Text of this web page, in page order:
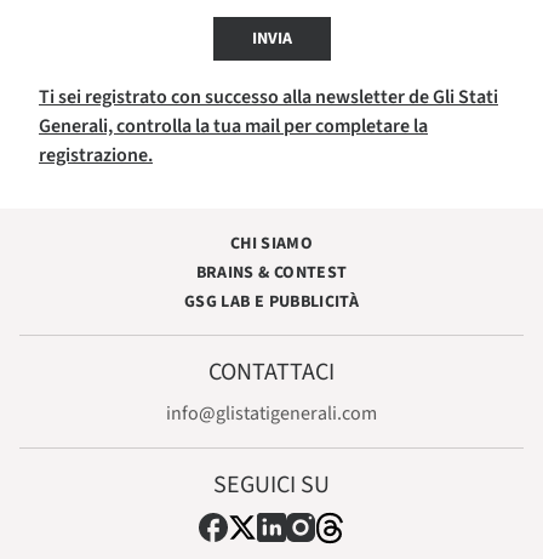
INVIA
Ti sei registrato con successo alla newsletter de Gli Stati
Generali, controlla la tua mail per completare la
registrazione.
CHI SIAMO
BRAINS & CONTEST
GSG LAB E PUBBLICITÀ
CONTATTACI
info@glistatigenerali.com
SEGUICI SU